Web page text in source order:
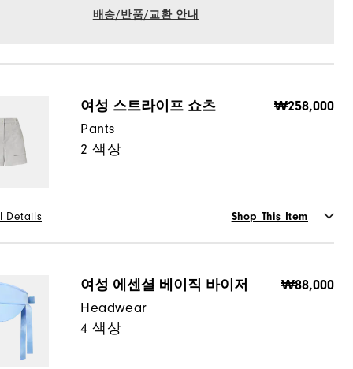
배송/반품/교환 안내
여성 스트라이프 쇼츠
Pants
2 색상
₩258,000
Details Shop This Item
여성 에센셜 베이직 바이저
Headwear
4 색상
₩88,000